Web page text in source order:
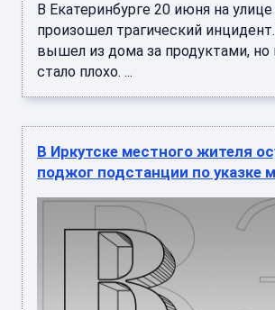
В Екатеринбурге 20 июня на
произошел трагический
вышел из дома за продуктами, но
стало плохо. ...
В Иркутске местного жителя
поджог подстанции по указке